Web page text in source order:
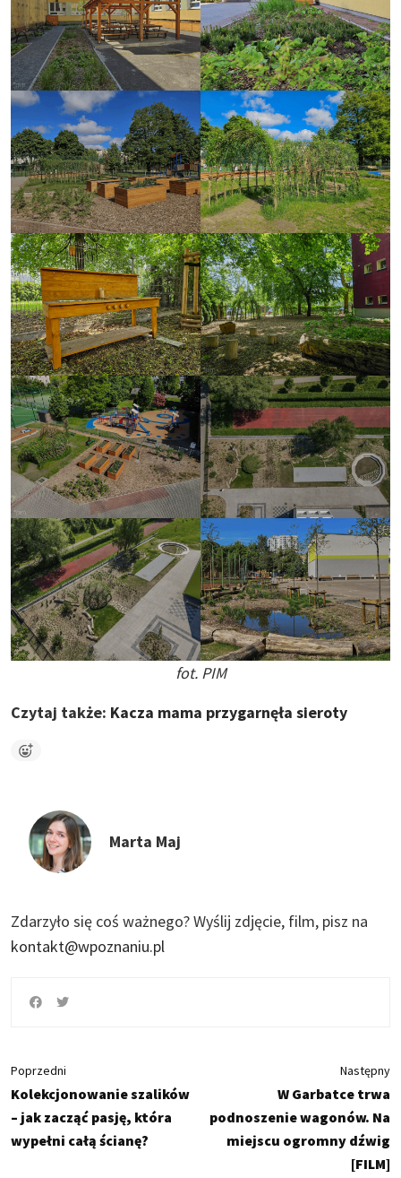
fot. PIM
Czytaj także: Kacza mama przygarnęła sieroty
Marta Maj
Zdarzyło się coś ważnego?Wyślij zdjęcie, film, pisz na
kontakt@wpoznaniu.pl
Poprzedni
Kolekcjonowanie szalików
– jak zacząć pasję, która
wypełni całą ścianę?
Następny
W Garbatce trwa
podnoszenie wagonów. Na
miejscu ogromny dźwig
[FILM]